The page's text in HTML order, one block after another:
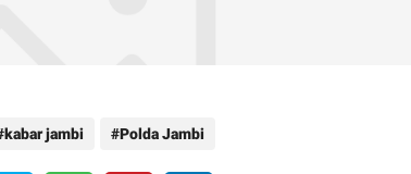
kabar jambi Polda Jambi